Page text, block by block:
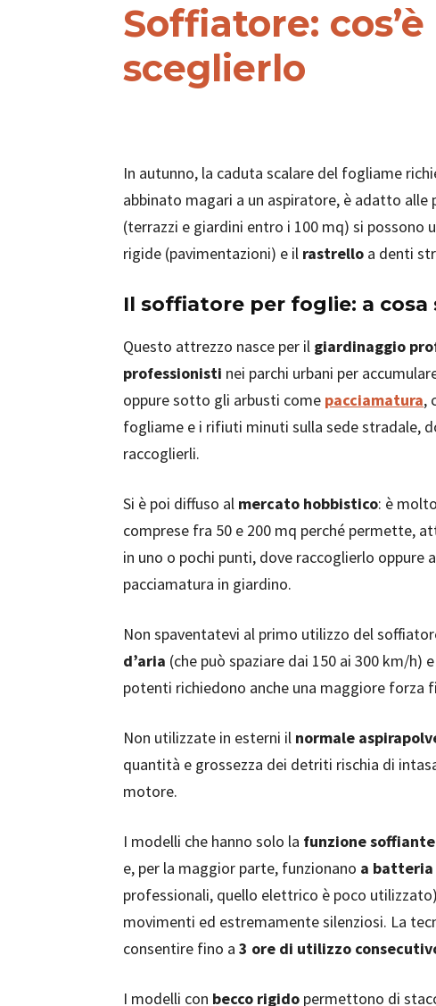
Soffiatore:
sceglierlo
In autunno, la caduta scalare del fogliame
abbinato magari a un aspiratore, è adatto alle
(terrazzi e giardini entro i 100 mq) si possono
rigide (pavimentazioni) e il rastrello a denti
Il soffiatore per foglie: a cosa
Questo attrezzo nasce per il giardinaggio
professionisti nei parchi urbani per
oppure sotto gli arbusti come pacciamatura,
fogliame e i rifiuti minuti sulla sede stradale,
raccoglierli.
Si è poi diffuso al mercato hobbistico: è
comprese fra 50 e 200 mq perché permette,
in uno o pochi punti, dove raccoglierlo
pacciamatura in giardino.
Non spaventatevi al primo utilizzo del
d’aria (che può spaziare dai 150 ai 300 km/h)
potenti richiedono anche una maggiore forza
Non utilizzate in esterni il normale
quantità e grossezza dei detriti rischia di
motore.
I modelli che hanno solo la funzione soffiante
e, per la maggior parte, funzionano a batteria
professionali, quello elettrico è poco
movimenti ed estremamente silenziosi. La
consentire fino a 3 ore di utilizzo
I modelli con becco rigido permettono di